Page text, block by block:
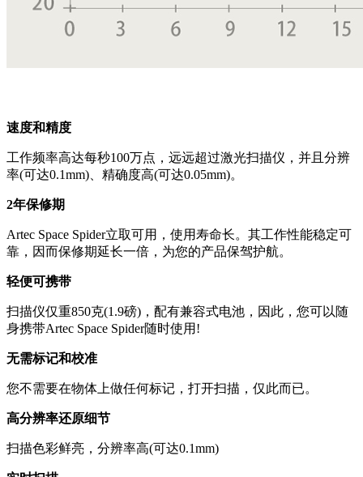
速度和精度
工作频率高达每秒100万点，远远超过激光扫描仪，并且分辨
率(可达0.1mm)、精确度高(可达0.05mm)。
2年保修期
Artec Space Spider立取可用，使用寿命长。其工作性能稳定可
靠，因而保修期延长一倍，为您的产品保驾护航。
轻便可携带
扫描仪仅重850克(1.9磅)，配有兼容式电池，因此，您可以随
身携带Artec Space Spider随时使用!
无需标记和校准
您不需要在物体上做任何标记，打开扫描，仅此而已。
高分辨率还原细节
扫描色彩鲜亮，分辨率高(可达0.1mm)